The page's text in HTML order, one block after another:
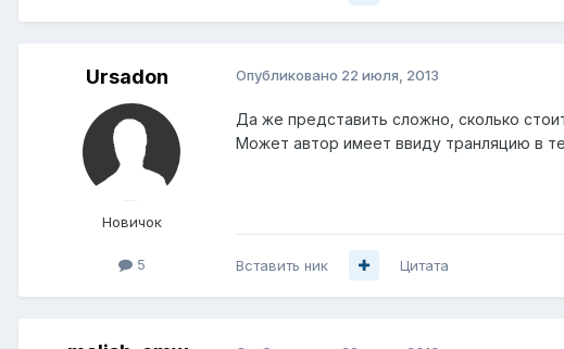
Ursadon
Новичок
5
Опубликовано 22 июля, 2013
Да же представить сложно, сколько
Может автор имеет ввиду транляцию в
Вставить ник Цитата